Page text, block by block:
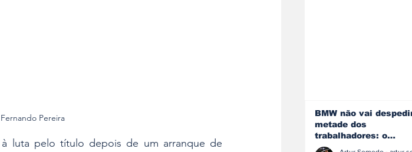
Pereira
luta pelo título depois de um arranque de
BMW não vai
metade dos
trabalhadores: o
problema é o